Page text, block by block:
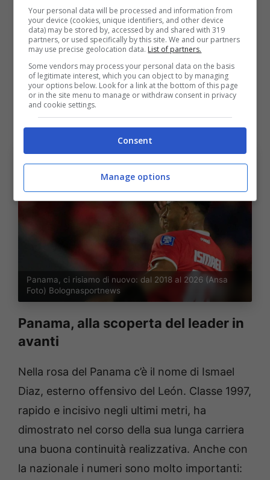
arrivata, quest’anno lo spazio era molto più
ampio anche per la mancanza nelle
qualificazioni di tre big come Canada, Usa e
Messico. Ora l’obiettivo sarà quello di riuscire
a fare dei punti alMondialee fare sognare un
popolo.
Panama, ci risiamo di nuovo: dal 2018 al 2026 (Ansa
Foto) Bolognasportnews
Panama, alla scoperta del leader in
avanti
Nella rosa del Panama c’è il nome di Ismael
Diaz, esterno offensivo del León. Classe 1997,
rapido e incisivo negli ultimi metri, ha
dimostrato nel corso della sua lunga carriera
una buona continuità realizzativa. Anche con
la nazionale i numeri sono molto importanti:
Your personal data will be processed and information from
your device (cookies, unique identifiers, and other device
data) may be stored by, accessed by and shared with 319
partners, or used specifically by this site. We and our partners
may use precise geolocation data. List of partners.
Some vendors may process your personal data on the basis
of legitimate interest, which you can object to by managing
your options below. Look for a link at the bottom of this page
or in the site menu to manage or withdraw consent in privacy
and cookie settings.
Consent
Manage options